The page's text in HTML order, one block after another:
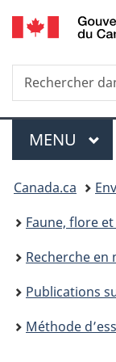
Rechercher
dans
Menu
MENU
Vous
êtes
ici :
Canada.ca
Faune, flore
Recherche en
Publications
Méthode d’essai biologique